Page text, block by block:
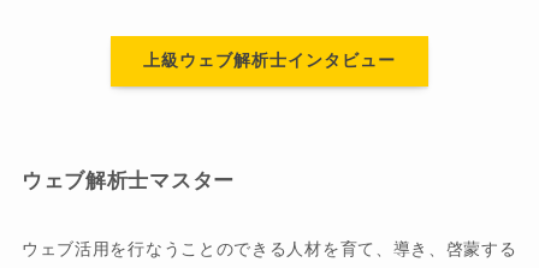
上級ウェブ解析士インタビュー
ウェブ解析士マスター
ウェブ活用を行なうことのできる人材を育て、導き、啓蒙する